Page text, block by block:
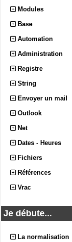
Modules
Base
Automation
Administration
Registre
String
Envoyer un mail
Outlook
Net
Dates - Heures
Fichiers
Références
Vrac
Je débute...
La normalisation